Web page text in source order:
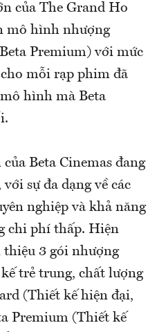
của The Grand Ho
mô hình nhượng
Premium) với mức
mỗi rạp phim đã
hình mà Beta
Beta Cinemas đang
sự đa dạng về các
nghiệp và khả năng
chi phí thấp. Hiện
thiệu 3 gói nhượng
trẻ trung, chất lượng
(Thiết kế hiện đại,
Premium (Thiết kế